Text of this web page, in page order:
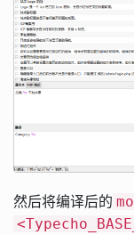
然后将编译后的 mo